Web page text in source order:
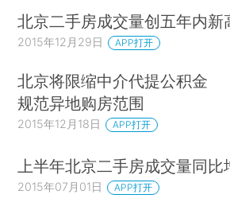
北京二手房成交量创五年内新
2015年12月29日 APP打开
北京将限缩中介代提公积金
规范异地购房范围
2015年12月18日 APP打开
上半年北京二手房成交量同比
2015年07月01日 APP打开